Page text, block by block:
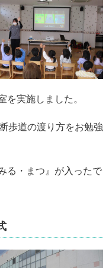
実施しました。
歩道の渡り方をお勉強
る・まつ』が入ったで